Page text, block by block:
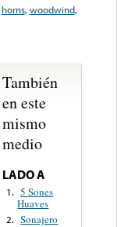
horns,woodwind,
También
en este
mismo
medio
LADO A
1. 5 Sones
Huaves
2. Sonajero